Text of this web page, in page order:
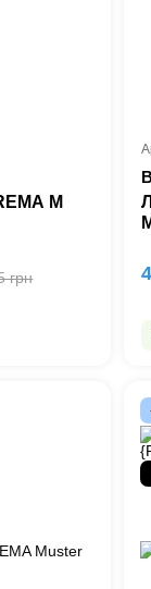
M
грн